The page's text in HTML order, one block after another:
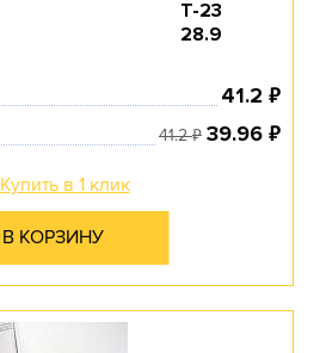
Т-23
28.9
41.2 ₽
41.2₽ 39.96 ₽
Купить в 1 клик
В КОРЗИНУ